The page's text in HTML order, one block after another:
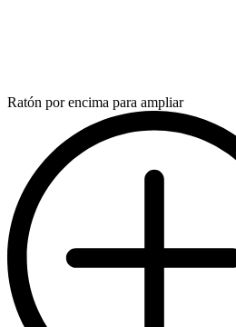
Ratón por encima para ampliar